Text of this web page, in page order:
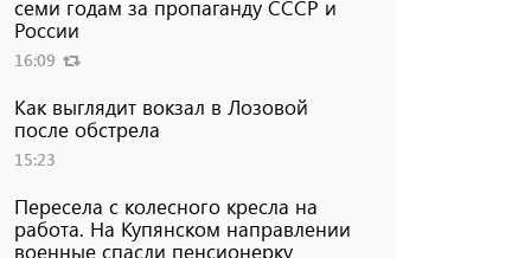
семи годам за пропаганду СССР и
России
16:09
Как выглядит вокзал в Лозовой
после обстрела
15:23
Пересела с колесного кресла на
работа. На Купянском направлении
военные спасли пенсионерку